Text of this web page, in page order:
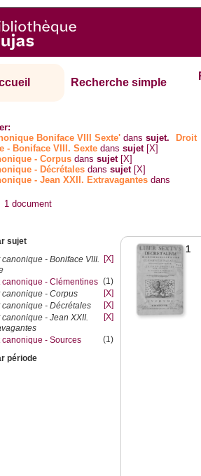
Recherche simple
Boniface VIII Sexte' danssujet.
Droit
- Boniface VIII. Sexte danssujet [X]
- Corpus danssujet [X]
- Décrétales danssujet [X]
- Jean XXII. Extravagantes dans
1 document
sujet
canonique - Boniface VIII. [X]
canonique - Clémentines (1)
canonique - Corpus
[X]
canonique - Décrétales
[X]
canonique - Jean XXII.
[X]
canonique - Sources
(1)
période
1